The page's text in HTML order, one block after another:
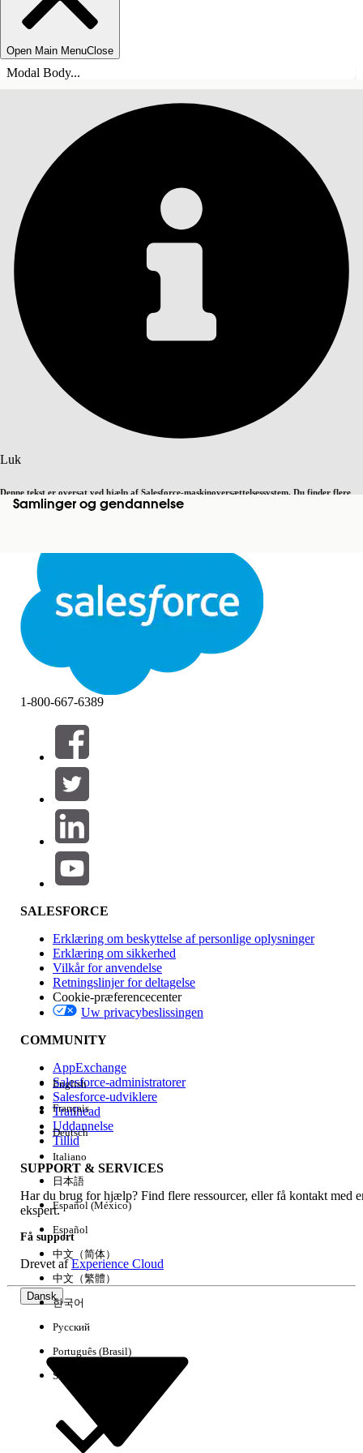
Open Main MenuClose
Modal Body...
Luk
Denne tekst er oversat ved hjælp af Salesforce-maskinoversættelsessystem. Du finder flere
detaljerher Skift til engelsk Ikke nu
Luk
Samlinger og gendannelse
INDHOLD
Filtre (0)
VÆLG FILTRE
Produktområde
Funktionspåvirkning
Version
Experience
Ryd alle Udført
1-800-667-6389
SALESFORCE
Erklæring om beskyttelse af personlige oplysninger
Erklæring om sikkerhed
Vilkår for anvendelse
Retningslinjer for deltagelse
Cookie-præferencecenter
Uw privacybeslissingen
COMMUNITY
AppExchange
Salesforce-administratorer
Salesforce-udviklere
Trailhead
Uddannelse
Tillid
SUPPORT & SERVICES
Har du brug for hjælp? Find flere ressourcer, eller få kontakt med
ekspert.
Få support
Drevet afExperience Cloud
Dansk
English
Français
Deutsch
Italiano
日本語
Español (México)
Español
中文（简体）
中文（繁體）
한국어
Русский
Português (Brasil)
Suomi